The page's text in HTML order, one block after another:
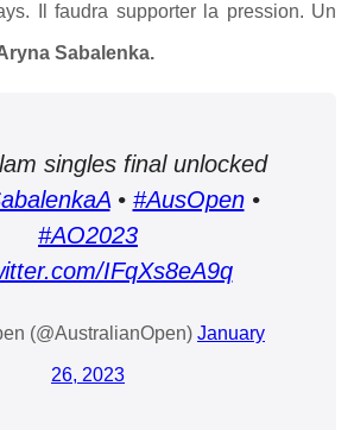
Il faudra supporter la pression. Un
Sabalenka.
singles final unlocked
• #AusOpen•
#AO2023
IFqXs8eA9q
(@AustralianOpen) January
26, 2023